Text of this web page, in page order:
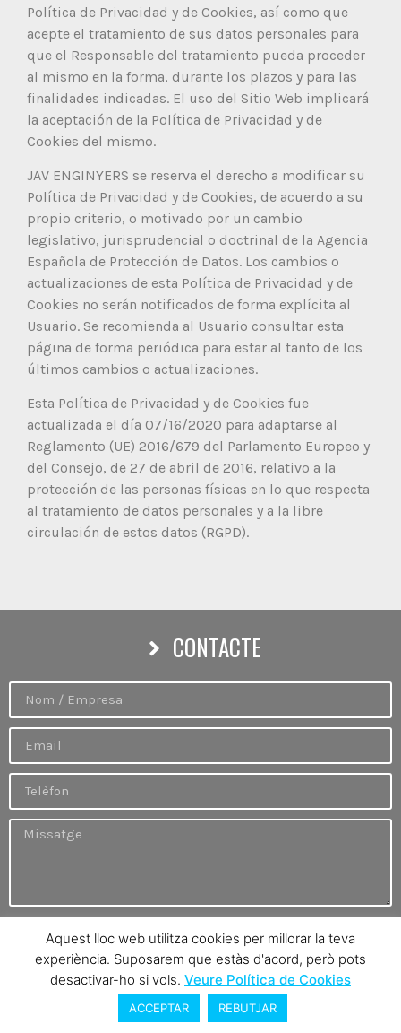
Política de Privacidad y de Cookies, así como que
acepte el tratamiento de sus datos personales para
que el Responsable del tratamiento pueda proceder
al mismo en la forma, durante los plazos y para las
finalidades indicadas. El uso del Sitio Web implicará
la aceptación de la Política de Privacidad y de
Cookies del mismo.
JAV ENGINYERS se reserva el derecho a modificar su
Política de Privacidad y de Cookies, de acuerdo a su
propio criterio, o motivado por un cambio
legislativo, jurisprudencial o doctrinal de la Agencia
Española de Protección de Datos. Los cambios o
actualizaciones de esta Política de Privacidad y de
Cookies no serán notificados de forma explícita al
Usuario. Se recomienda al Usuario consultar esta
página de forma periódica para estar al tanto de los
últimos cambios o actualizaciones.
Esta Política de Privacidad y de Cookies fue
actualizada el día 07/16/2020 para adaptarse al
Reglamento (UE) 2016/679 del Parlamento Europeo y
del Consejo, de 27 de abril de 2016, relativo a la
protección de las personas físicas en lo que respecta
al tratamiento de datos personales y a la libre
circulación de estos datos (RGPD).
CONTACTE
He llegit i accepto l'Avís Legal i Cookies
Aquest lloc web utilitza cookies per millorar la teva
experiència. Suposarem que estàs d'acord, però pots
desactivar-ho si vols. Veure Política de Cookies
ACCEPTAR REBUTJAR